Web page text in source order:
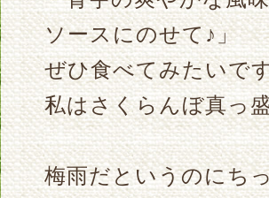
ソースにのせて♪」
ぜひ食べてみたいで
私はさくらんぼ真っ
梅雨だというのにち